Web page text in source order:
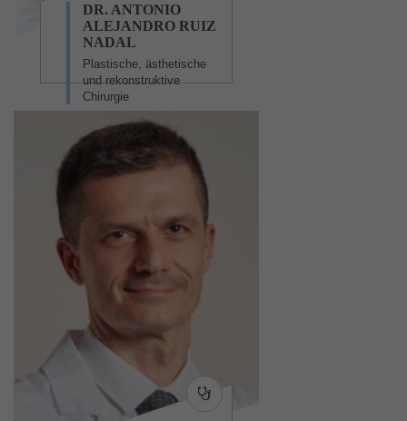
DR. ANTONIO
ALEJANDRO RUIZ
NADAL
Plastische, ästhetische
und rekonstruktive
Chirurgie